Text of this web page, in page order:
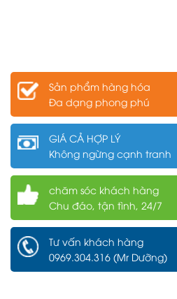
Sản phẩm hàng hóa
Đa dạng phong phú
GIÁ CẢ HỢP LÝ
Không ngừng cạnh tranh
chăm sóc khách hàng
Chu đáo, tận tình, 24/7
Tư vấn khách hàng
0969.304.316 (Mr Dưỡng)